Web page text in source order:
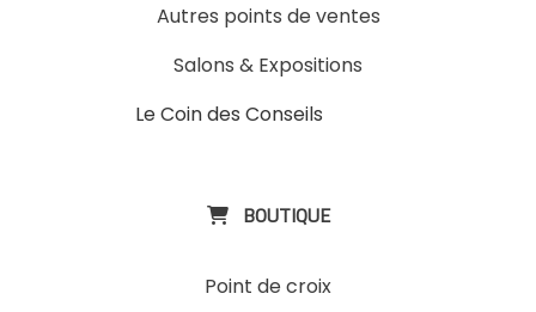
Autres points de ventes
Salons & Expositions
Le Coin des Conseils
 BOUTIQUE
Point de croix